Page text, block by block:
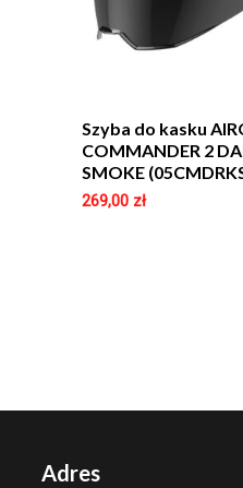
Szyba do kasku
COMMANDER 2
SMOKE
269,00 zł
Adres